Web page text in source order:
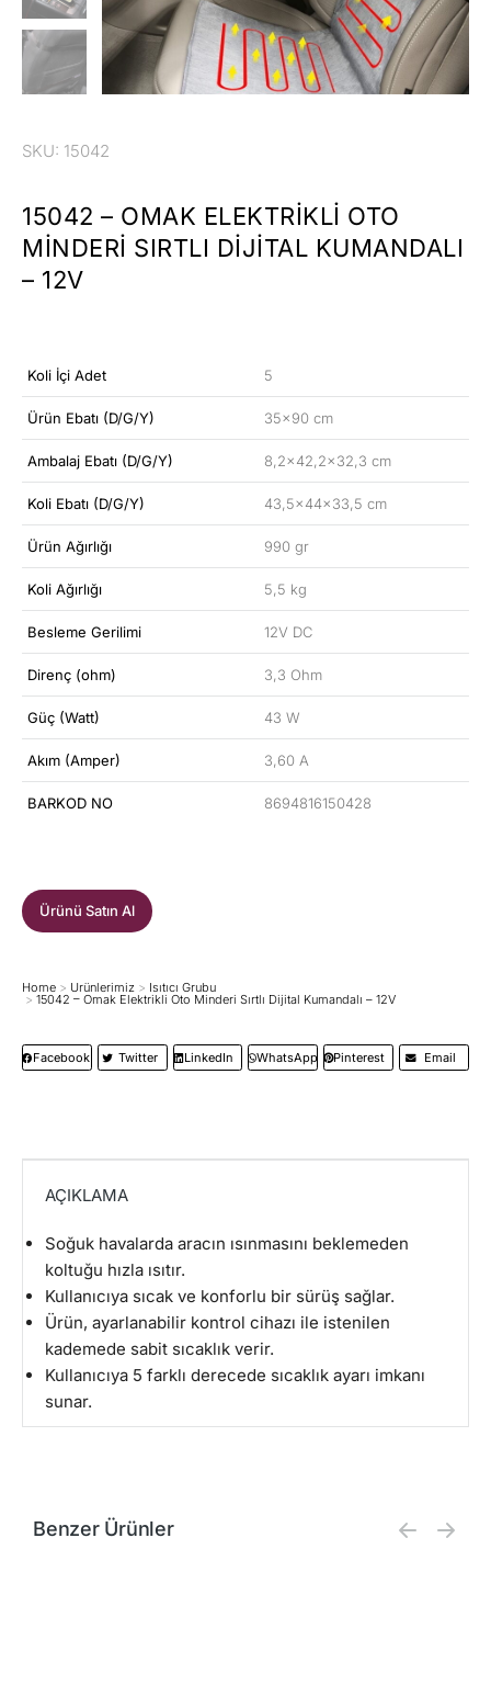
SKU: 15042
15042 – OMAK ELEKTRIKLI OTO
MINDERI SIRTLI DIJITAL KUMANDALI
– 12V
Koli İçi Adet 5
Ürün Ebatı (D/G/Y) 35×90 cm
Ambalaj Ebatı (D/G/Y) 8,2×42,2×32,3 cm
Koli Ebatı (D/G/Y) 43,5x44x33,5 cm
Ürün Ağırlığı 990 gr
Koli Ağırlığı 5,5 kg
Besleme Gerilimi 12V DC
Direnç (ohm) 3,3 Ohm
Güç (Watt) 43 W
Akım (Amper) 3,60 A
BARKOD NO 8694816150428
Ürünü Satın Al
You are here:
Home Ürünlerimiz Isıtıcı Grubu
15042 – Omak Elektrikli Oto Minderi Sırtlı Dijital Kumandalı – 12V
Facebook Twitter LinkedIn WhatsApp Pinterest Email
AÇIKLAMA
Soğuk havalarda aracın ısınmasını beklemeden
koltuğu hızla ısıtır.
Kullanıcıya sıcak ve konforlu bir sürüş sağlar.
Ürün, ayarlanabilir kontrol cihazı ile istenilen
kademede sabit sıcaklık verir.
Kullanıcıya 5 farklı derecede sıcaklık ayarı imkanı
sunar.
Benzer Ürünler